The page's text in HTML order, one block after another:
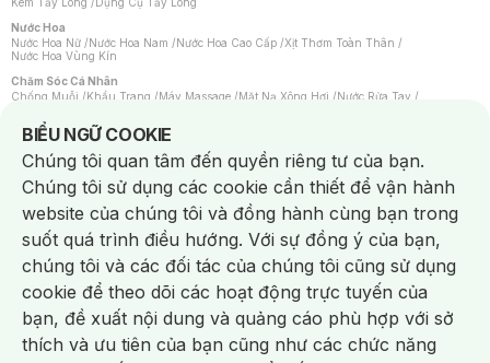
Nước Hoa
Nước Hoa Nữ /Nước Hoa Nam /Nước Hoa Cao Cấp /Xịt Thơm Toàn Thân /
Nước Hoa Vùng Kín
Chăm Sóc Cá Nhân
Chống Muỗi /Khẩu Trang /Máy Massage /Mặt Nạ Xông Hơi /Nước Rửa Tay /
Hỗ Trợ Trắng Răng
Tăm / Chỉ Nha Khoa/Xịt Thơm Miệng
Băng Vệ Sinh Tampon
Máy Cạo Râu
Vấn Đề Về Da
Da Dầu / Lỗ Chân Lông To
Da Khô / Mất Nước
Da Nhạy Cảm / Kích Ứng/ Da Xỉn Màu/ Thâm / Nám / Tàn Nhang/
Quầng Thâm & Bọng Mắt
Sẹo
Dụng Cụ / Phụ Kiện Chăm Sóc Da
Bông Tẩy Trang
Khăn Lau Mặt Khô/Dụng Cụ / Máy Rửa Mặt /Máy Chăm Sóc Da/
Dụng Cụ Chăm Sóc Khác
BIỂU NGỮ COOKIE
Notice about cookies usage
Chúng tôi quan tâm đến quyền riêng tư của bạn.
Chúng tôi sử dụng các cookie cần thiết để vận hành
website của chúng tôi và đồng hành cùng bạn trong
suốt quá trình điều hướng. Với sự đồng ý của bạn,
chúng tôi và các đối tác của chúng tôi cũng sử dụng
cookie để theo dõi các hoạt động trực tuyến của
bạn, đề xuất nội dung và quảng cáo phù hợp với sở
thích và ưu tiên của bạn cũng như các chức năng